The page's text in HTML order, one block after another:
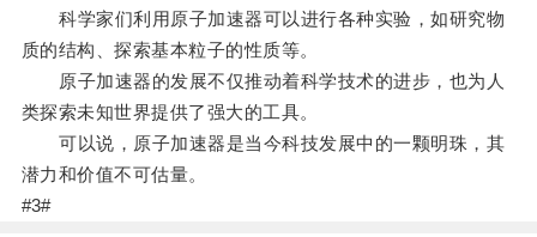
科学家们利用原子加速器可以进行各种实验，如研究物
质的结构、探索基本粒子的性质等。
原子加速器的发展不仅推动着科学技术的进步，也为人
类探索未知世界提供了强大的工具。
可以说，原子加速器是当今科技发展中的一颗明珠，其
潜力和价值不可估量。
#3#